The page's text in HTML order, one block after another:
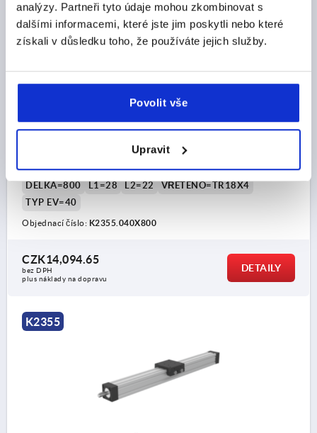
analýzy. Partneři tyto údaje mohou zkombinovat s
dalšími informacemi, které jste jim poskytli nebo které
získali v důsledku toho, že používáte jejich služby.
Povolit vše
Upravit
KOMP:HLINÍK ČERNÁ
TYP PROVEDENÍ=JEDNOSTRANNÁ MONTÁŽNÍ DESKA
B2=68 B3=54
D2=10
D3=M6 VÝŠKA=26 H1=8
ZDVIH S=685
DÉLKA=800
L1=28 L2=22
VŘETENO=TR18X4
TYP EV=40
Objednací číslo: K2355.040X800
CZK14,094.65
bez DPH
plus náklady na dopravu
DETAILY
K2355